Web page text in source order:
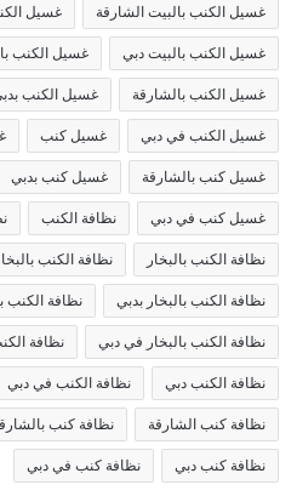
غسيل الكنب بالبيت الشارقة غسيل
غسيل الكنب بالبيت دبي غسيل الكنب
غسيل الكنب بالشارقة غسيل الكنب
غسيل الكنب في دبي غسيل كنب
غسيل كنب بالشارقة غسيل كنب بدبي
غسيل كنب في دبي نظافة الكنب
نظافة الكنب بالبخار نظافة الكنب
نظافة الكنب بالبخار بدبي نظافة الكنب
نظافة الكنب بالبخار في دبي نظافة
نظافة الكنب دبي نظافة الكنب في دبي
نظافة كنب الشارقة نظافة كنب
نظافة كنب دبي نظافة كنب في دبي